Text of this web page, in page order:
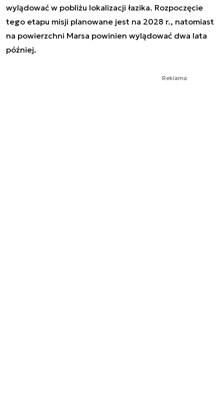
wylądować w pobliżu lokalizacji łazika. Rozpoczęcie
tego etapu misji planowane jest na 2028 r., natomiast
na powierzchni Marsa powinien wylądować dwa lata
później.
Reklama